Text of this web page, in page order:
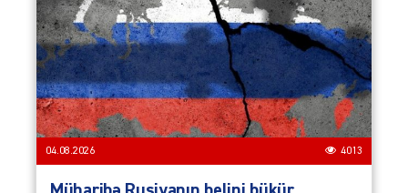
04.08.2026 4013